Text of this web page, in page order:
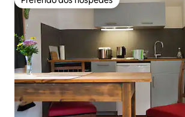
Preferido dos hóspedes